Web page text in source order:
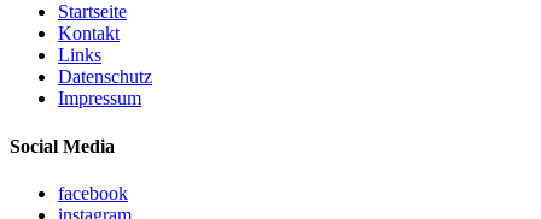
Startseite
Kontakt
Links
Datenschutz
Impressum
Social Media
facebook
instagram